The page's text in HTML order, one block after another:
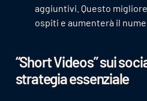
aggiuntivi. Questo
ospiti e aumenterà il
“Short Videos” sui
strategia essenziale